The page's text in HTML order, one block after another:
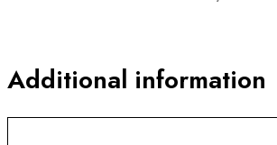
Additional information